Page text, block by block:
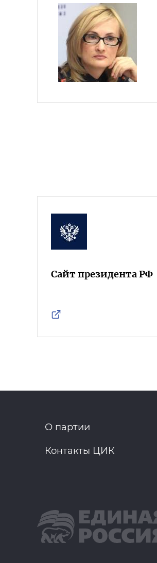
Сайт президента РФ
О партии
Контакты ЦИК